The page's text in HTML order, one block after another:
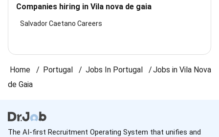
Companies hiring in Vila nova de gaia
Salvador Caetano Careers
Home Portugal Jobs In Portugal
Jobs in Vila Nova
de Gaia
The AI-first Recruitment Operating System that unifies and